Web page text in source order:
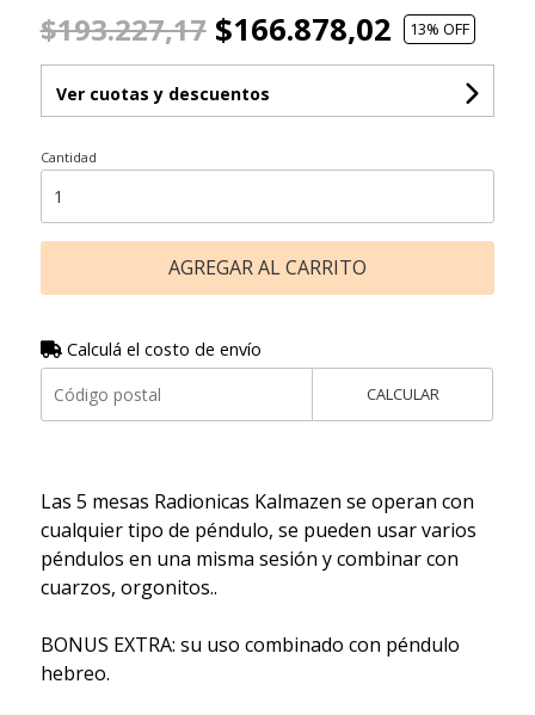
$193.227,17$166.878,02 13% OFF
Ver cuotas y descuentos
Cantidad
AGREGAR AL CARRITO
Calculá el costo de envío
CALCULAR
Las 5 mesas Radionicas Kalmazen se operan con
cualquier tipo de péndulo, se pueden usar varios
péndulos en una misma sesión y combinar con
cuarzos, orgonitos..
BONUS EXTRA: su uso combinado con péndulo
hebreo.